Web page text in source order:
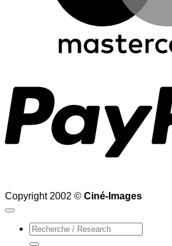
Copyright 2002 © Ciné-Images
Recherche
pour :